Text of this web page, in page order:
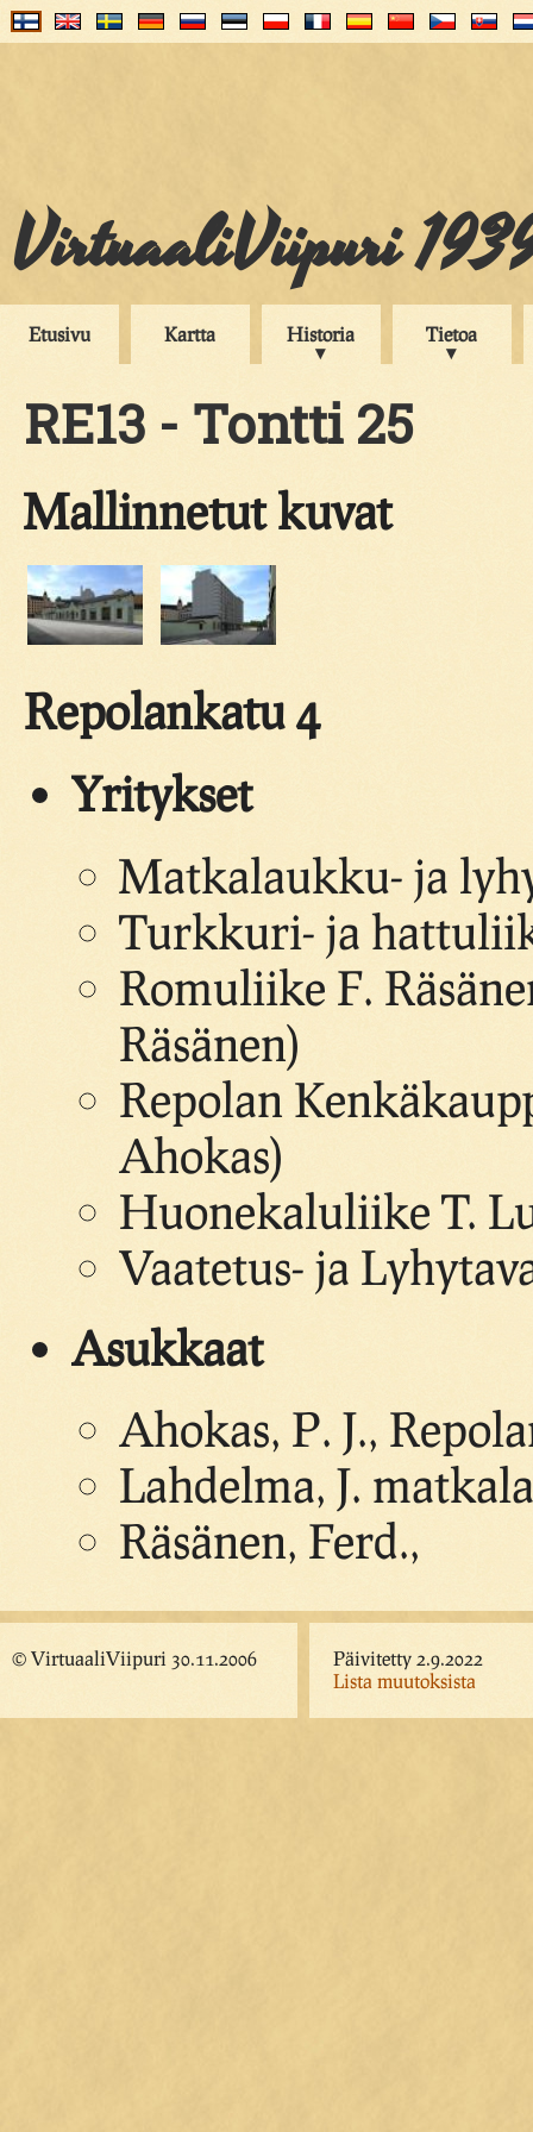
VirtuaaliViipuri
Etusivu Kartta Historia Tietoa
RE13 - Tontti 25
Mallinnetut kuvat
Repolankatu 4
Yritykset
Matkalaukku- ja
Turkkuri- ja
Romuliike F.
Räsänen)
Repolan
Ahokas)
Huonekaluliike T.
Vaatetus- ja
Asukkaat
Ahokas, P. J.,
Lahdelma, J.
Räsänen, Ferd.,
© VirtuaaliViipuri 30.11.2006
Päivitetty 2.9.2022
Lista muutoksista